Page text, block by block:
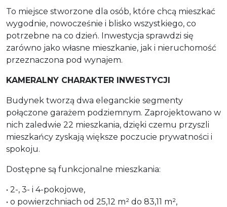
To miejsce stworzone dla osób, które chcą mieszkać
wygodnie, nowocześnie i blisko wszystkiego, co
potrzebne na co dzień. Inwestycja sprawdzi się
zarówno jako własne mieszkanie, jak i nieruchomość
przeznaczona pod wynajem.
KAMERALNY CHARAKTER INWESTYCJI
Budynek tworzą dwa eleganckie segmenty
połączone garażem podziemnym. Zaprojektowano w
nich zaledwie 22 mieszkania, dzięki czemu przyszli
mieszkańcy zyskają większe poczucie prywatności i
spokoju.
Dostępne są funkcjonalne mieszkania:
• 2-, 3- i 4-pokojowe,
• o powierzchniach od 25,12 m² do 83,11 m²,